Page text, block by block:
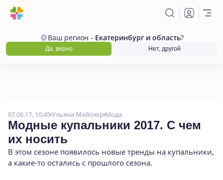
Ваш регион - Екатеринбург и область?
Да, верно Нет, другой
07.06.17, 10:45Ульяна Мейснер Мода
Модные купальники 2017. С чем
их носить
В этом сезоне появилось новые тренды на купальники,
а какие-то остались с прошлого сезона.